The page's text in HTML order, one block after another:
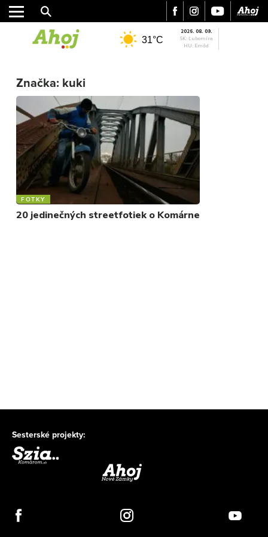
ŠPORT
KULTÚRA
FOTKY
VIDEO
MIX
31°C
2026. 08. 09.
SK: Ľubomíra
HU: Emőd
Značka: kuki
FOTKY
20 jedinečných streetfotiek o Komárne
Sesterské projekty: